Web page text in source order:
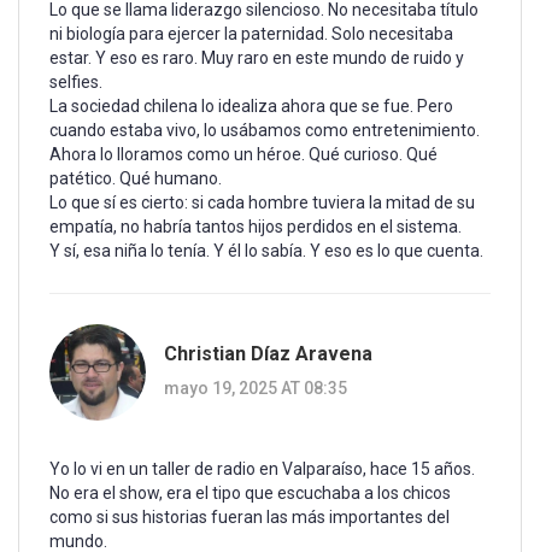
Lo que se llama liderazgo silencioso. No necesitaba título
ni biología para ejercer la paternidad. Solo necesitaba
estar. Y eso es raro. Muy raro en este mundo de ruido y
selfies.
La sociedad chilena lo idealiza ahora que se fue. Pero
cuando estaba vivo, lo usábamos como entretenimiento.
Ahora lo lloramos como un héroe. Qué curioso. Qué
patético. Qué humano.
Lo que sí es cierto: si cada hombre tuviera la mitad de su
empatía, no habría tantos hijos perdidos en el sistema.
Y sí, esa niña lo tenía. Y él lo sabía. Y eso es lo que cuenta.
Christian Díaz Aravena
mayo 19, 2025 AT 08:35
Yo lo vi en un taller de radio en Valparaíso, hace 15 años.
No era el show, era el tipo que escuchaba a los chicos
como si sus historias fueran las más importantes del
mundo.